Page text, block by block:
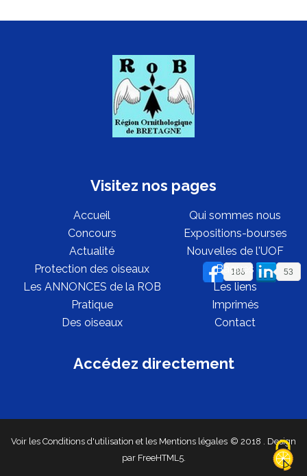
186 53
Visitez nos pages
Accueil
Qui sommes nous
Concours
Expositions-bourses
Actualité
Nouvelles de l'UOF
Protection des oiseaux
Bagues
Les ANNONCES de la ROB
Les liens
Pratique
Imprimés
Des oiseaux
Contact
Accédez directement
Voir les Conditions d'utilisation et les Mentions légales © 2018 . Design
par FreeHTML5.